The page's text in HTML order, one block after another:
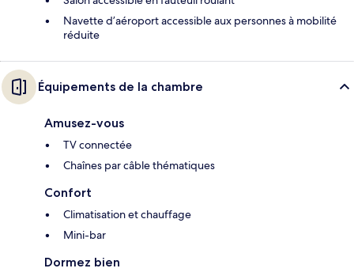
Navette d’aéroport accessible aux personnes à mobilité
réduite
Équipements de la chambre
Amusez-vous
TV connectée
Chaînes par câble thématiques
Confort
Climatisation et chauffage
Mini-bar
Dormez bien